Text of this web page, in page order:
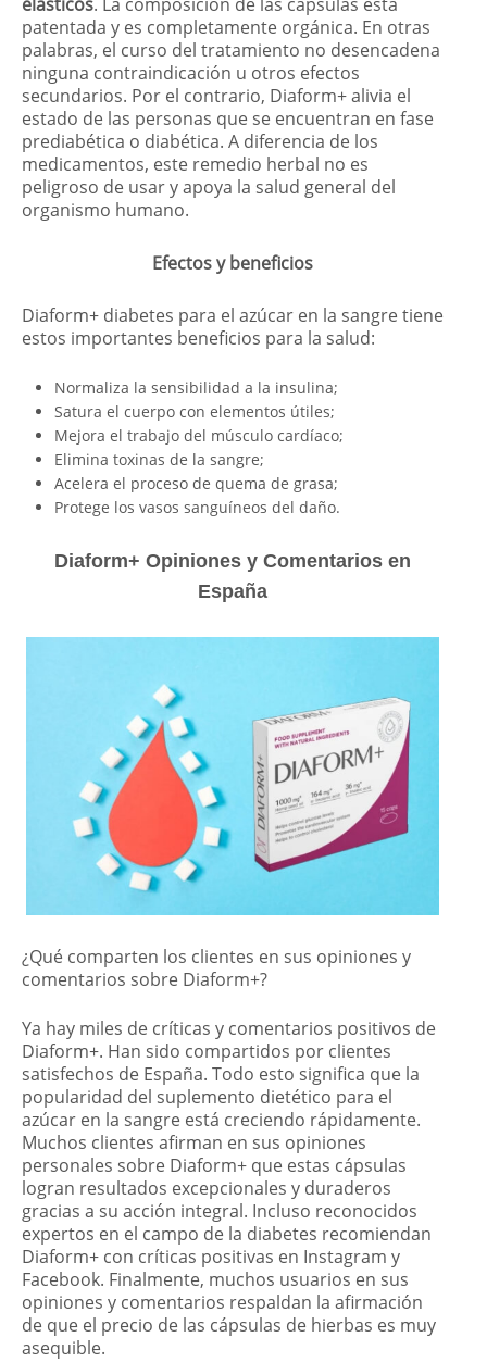
patentada y es completamente orgánica. En otras
palabras, el curso del tratamiento no desencadena
ninguna contraindicación u otros efectos
secundarios. Por el contrario, Diaform+ alivia el
estado de las personas que se encuentran en fase
prediabética o diabética. A diferencia de los
medicamentos, este remedio herbal no es
peligroso de usar y apoya la salud general del
organismo humano.
Efectos y beneficios
Diaform+ diabetes para el azúcar en la sangre tiene
estos importantes beneficios para la salud:
Normaliza la sensibilidad a la insulina;
Satura el cuerpo con elementos útiles;
Mejora el trabajo del músculo cardíaco;
Elimina toxinas de la sangre;
Acelera el proceso de quema de grasa;
Protege los vasos sanguíneos del daño.
Diaform+ Opiniones y Comentarios en
España
¿Qué comparten los clientes en sus opiniones y
comentarios sobre Diaform+?
Ya hay miles de críticas y comentarios positivos de
Diaform+. Han sido compartidos por clientes
satisfechos de España. Todo esto significa que la
popularidad del suplemento dietético para el
azúcar en la sangre está creciendo rápidamente.
Muchos clientes afirman en sus opiniones
personales sobre Diaform+ que estas cápsulas
logran resultados excepcionales y duraderos
gracias a su acción integral. Incluso reconocidos
expertos en el campo de la diabetes recomiendan
Diaform+ con críticas positivas en Instagram y
Facebook. Finalmente, muchos usuarios en sus
opiniones y comentarios respaldan la afirmación
de que el precio de las cápsulas de hierbas es muy
asequible.